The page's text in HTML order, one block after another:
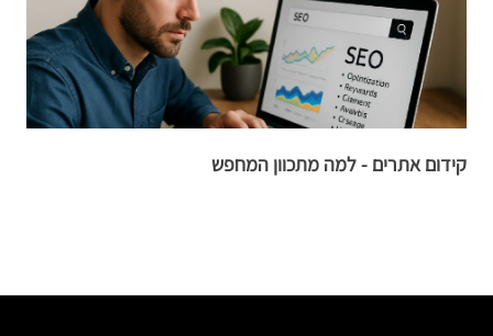
קידום אתרים - למה מתכוון המחפש